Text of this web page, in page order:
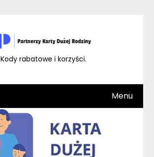
Kody rabatowe i korzyści.
Menu